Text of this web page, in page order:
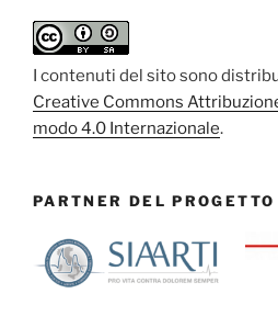
I contenuti del sito sono
Creative Commons
modo 4.0 Internazionale.
PARTNER DEL PROGETTO